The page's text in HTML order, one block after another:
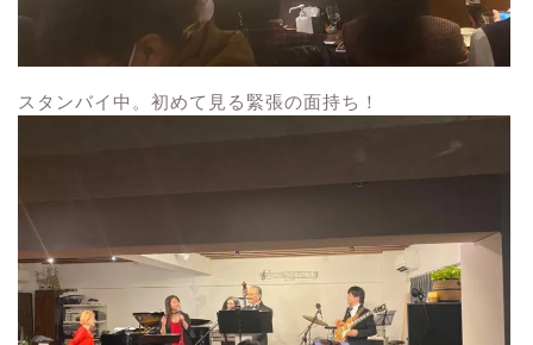
スタンバイ中。初めて見る緊張の面持ち！